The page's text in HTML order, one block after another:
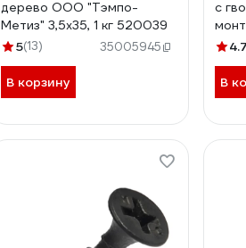
дерево ООО "Тэмпо-
Метиз" 3,5х35, 1 кг 520039
5(13) 35005945
В корзину
с
В